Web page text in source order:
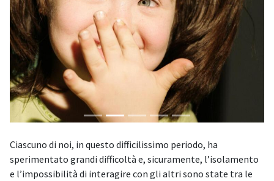
Ciascuno di noi, in questo difficilissimo periodo, ha
sperimentato grandi difficoltà e, sicuramente, l’isolamento
e l’impossibilità di interagire con gli altri sono state tra le